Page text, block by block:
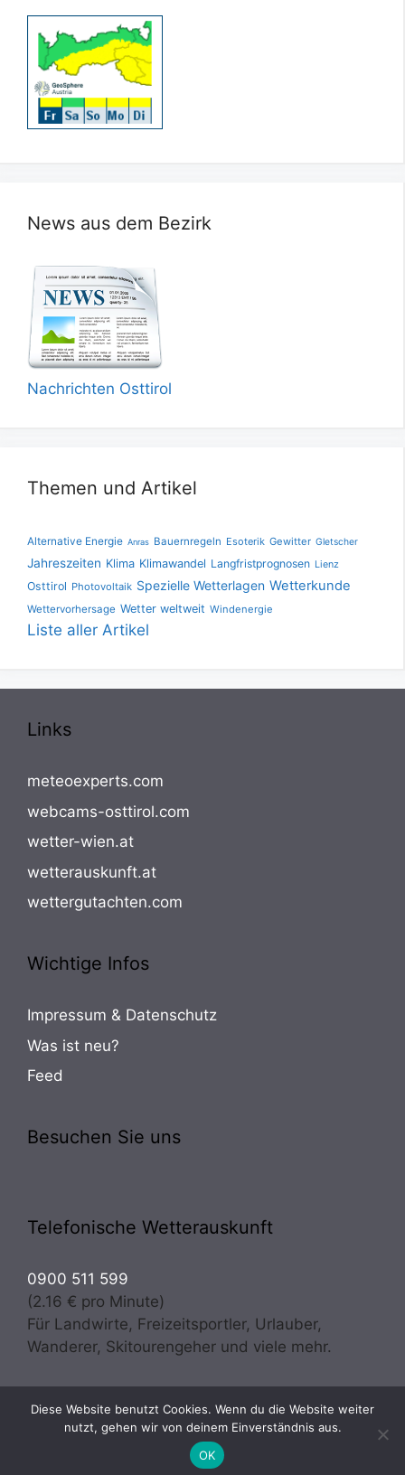
News aus dem Bezirk
Nachrichten Osttirol
Themen und Artikel
Alternative Energie Anras Bauernregeln Esoterik Gewitter Gletscher
Jahreszeiten Klima Klimawandel Langfristprognosen Lienz
Osttirol Photovoltaik Spezielle Wetterlagen Wetterkunde
Wettervorhersage Wetter weltweit Windenergie
Liste aller Artikel
Links
meteoexperts.com
webcams-osttirol.com
wetter-wien.at
wetterauskunft.at
wettergutachten.com
Wichtige Infos
Impressum & Datenschutz
Was ist neu?
Feed
Besuchen Sie uns
Telefonische Wetterauskunft
0900 511 599
(2.16 € pro Minute)
Für Landwirte, Freizeitsportler, Urlauber,
Wanderer, Skitourengeher und viele mehr.
Copyright © 2026 · Wetter Osttirol | meteo experts
Prugger & Troger OG - Alle Rechte vorbehalten
Diese Website benutzt Cookies. Wenn du die Website weiter
nutzt, gehen wir von deinem Einverständnis aus.
OK